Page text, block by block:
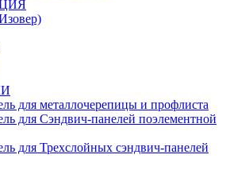
для металлочерепицы и профлиста
для Сэндвич-панелей поэлементной
для Трехслойных сэндвич-панелей